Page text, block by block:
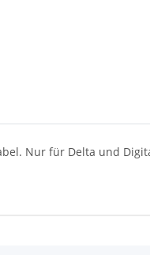
Nur für Delta und